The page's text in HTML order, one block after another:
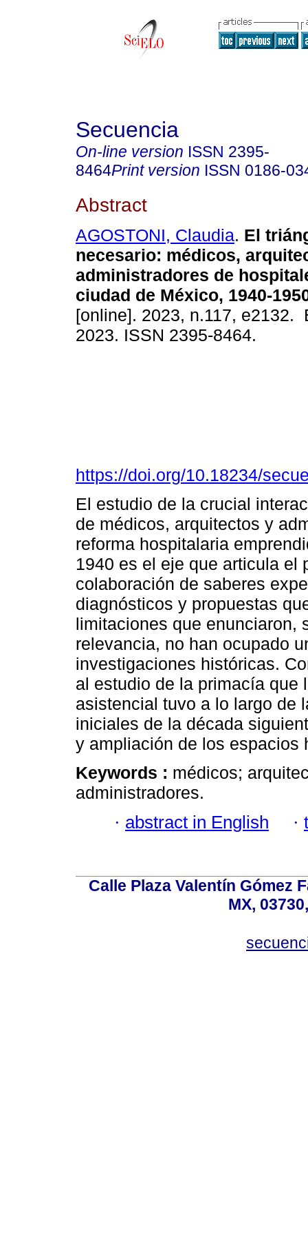
Secuencia
On-line version ISSN 2395-
8464Print version ISSN 0186-
Abstract
AGOSTONI, Claudia. El
necesario: médicos,
administradores de
ciudad de México, 1940-
[online]. 2023, n.117, e2132.
2023. ISSN 2395-8464.
https://doi.org/10.18234/
El estudio de la crucial
de médicos, arquitectos y
reforma hospitalaria
1940 es el eje que articula el
colaboración de saberes
diagnósticos y propuestas
limitaciones que enunciaron,
relevancia, no han ocupado
investigaciones históricas.
al estudio de la primacía que
asistencial tuvo a lo largo de
iniciales de la década
y ampliación de los espacios
Keywords : médicos;
administradores.
· abstract in English ·
Calle Plaza Valentín Gómez
MX,